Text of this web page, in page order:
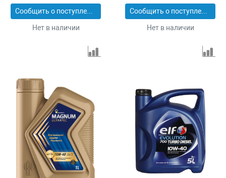
Сообщить о поступлении
Нет в наличии
Сообщить о поступлении
Нет в наличии